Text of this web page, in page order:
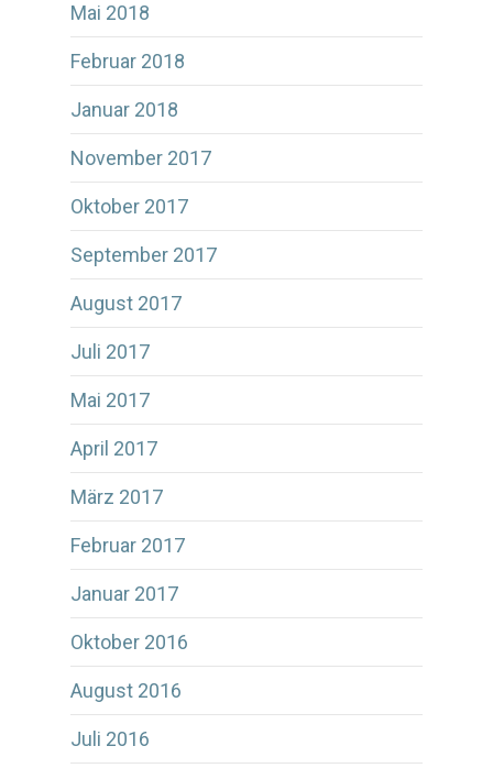
Mai 2018
Februar 2018
Januar 2018
November 2017
Oktober 2017
September 2017
August 2017
Juli 2017
Mai 2017
April 2017
März 2017
Februar 2017
Januar 2017
Oktober 2016
August 2016
Juli 2016